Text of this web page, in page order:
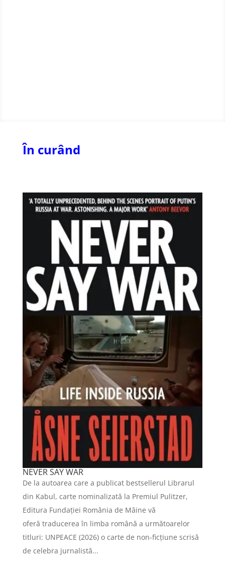
În curând
NEVER SAY WAR
De la autoarea care a publicat bestsellerul Librarul
din Kabul, carte nominalizată la Premiul Pulitzer,
Editura Fundației România de Mâine vă
oferă traducerea în limba română a următoarelor
titluri: UNPEACE (2026) o carte de non-ficțiune scrisă
de celebra jurnalistă...